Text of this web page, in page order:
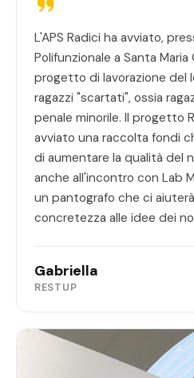
L'APS Radici ha avviato,
Polifunzionale a Santa
progetto di lavorazione del
ragazzi "scartati", ossia
penale minorile. Il progetto
avviato una raccolta fondi
di aumentare la qualità del
anche all'incontro con Lab
un pantografo che ci
concretezza alle idee dei
Gabriella
RESTUP